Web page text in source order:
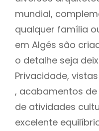
mundial,
qualquer família
em Algés são
o detalhe seja
Privacidade,
, acabamentos
de atividades
excelente